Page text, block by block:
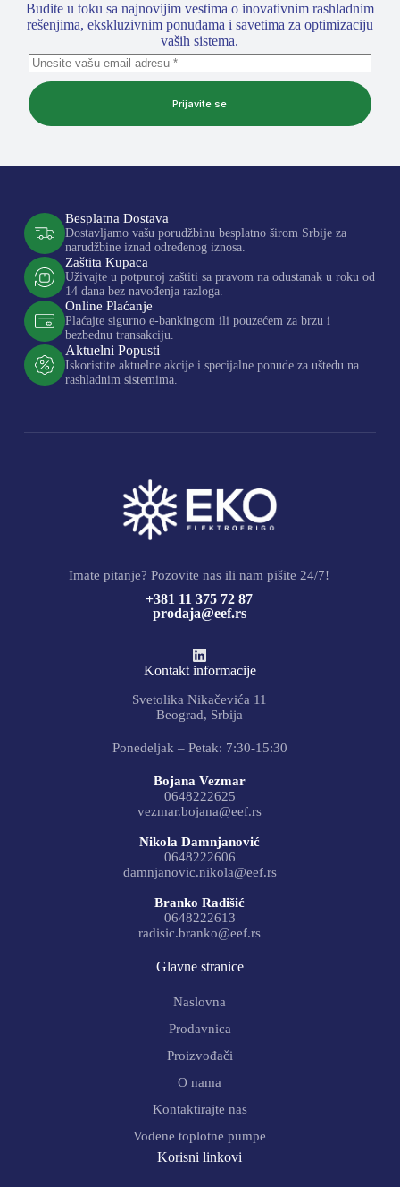
Budite u toku sa najnovijim vestima o inovativnim rashladnim
rešenjima, ekskluzivnim ponudama i savetima za optimizaciju
vaših sistema.
Prijavite se
Besplatna Dostava
Dostavljamo vašu porudžbinu besplatno širom Srbije za
narudžbine iznad određenog iznosa.
Zaštita Kupaca
Uživajte u potpunoj zaštiti sa pravom na odustanak u roku od
14 dana bez navođenja razloga.
Online Plaćanje
Plaćajte sigurno e-bankingom ili pouzećem za brzu i
bezbednu transakciju.
Aktuelni Popusti
Iskoristite aktuelne akcije i specijalne ponude za uštedu na
rashladnim sistemima.
Imate pitanje? Pozovite nas ili nam pišite 24/7!
+381 11 375 72 87
prodaja@eef.rs
Kontakt informacije
Svetolika Nikačevića 11
Beograd, Srbija
Ponedeljak – Petak: 7:30-15:30
Bojana Vezmar
0648222625
vezmar.bojana@eef.rs
Nikola Damnjanović
0648222606
damnjanovic.nikola@eef.rs
Branko Radišić
0648222613
radisic.branko@eef.rs
Glavne stranice
Naslovna
Prodavnica
Proizvođači
O nama
Kontaktirajte nas
Vodene toplotne pumpe
Korisni linkovi